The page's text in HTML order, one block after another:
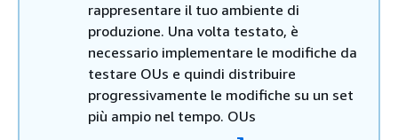
rappresentare il tuo ambiente di
produzione. Una volta testato, è
necessario implementare le modifiche da
testare OUs e quindi distribuire
progressivamente le modifiche su un set
più ampio nel tempo. OUs